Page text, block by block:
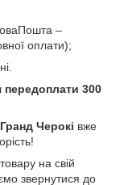
–
оплати);
передоплати 300
Черокі вже
на свій
звернутися до